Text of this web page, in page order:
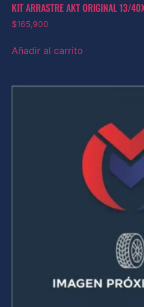
KIT ARRASTRE AKT ORIGINAL 13/
$165,900
Añadir al carrito